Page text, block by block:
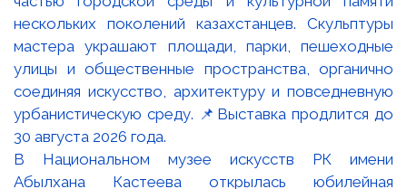
В Национальном музее искусств РК имени
Абылхана Кастеева открылась юбилейная